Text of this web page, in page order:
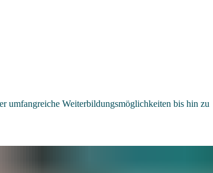
umfangreiche Weiterbildungsmöglichkeiten bis hin zu